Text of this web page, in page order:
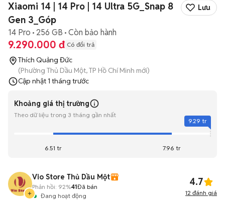
Xiaomi 14 | 14 Pro | 14 Ultra 5G_Snap 8
Gen 3_Góp
Lưu
14 Pro 256 GB Còn bảo hành
9.290.000 đ Có đổi trả
Thích Quảng Đức
(Phường Thủ Dầu Một, TP Hồ Chí Minh mới)
Cập nhật1 tháng trước
Khoảng giá thị trường
Theo dữ liệu trong 3 tháng gần nhất
6.51 tr 7.96 tr
9.29 tr
Vio Store Thủ Dầu Một
Đang hoạt động
Phản hồi: 92%41Đã bán 4.7
12 đánh giá